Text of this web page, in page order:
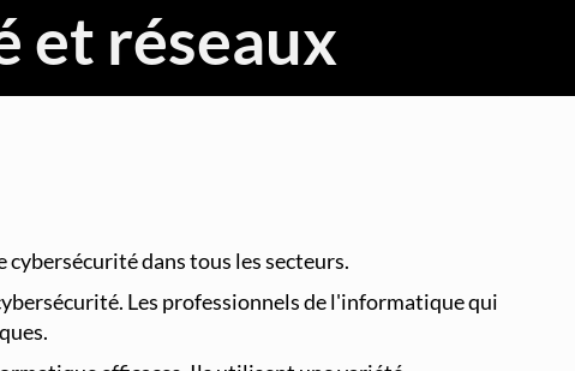
Software-Defined Networking (SDN) et SD-WAN
et réseaux
dans tous les secteurs.
Les professionnels de l'informatique qui